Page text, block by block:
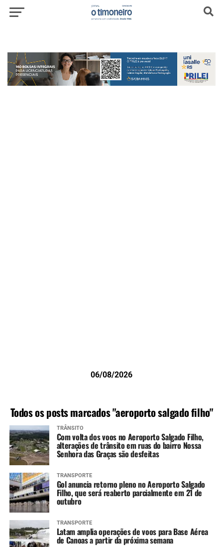
06/08/2026
Todos os posts marcados "aeroporto salgado filho"
TRÂNSITO
Com volta dos voos no Aeroporto Salgado Filho,
alterações de trânsito em ruas do bairro Nossa
Senhora das Graças são desfeitas
TRANSPORTE
Gol anuncia retorno pleno no Aeroporto Salgado
Filho, que será reaberto parcialmente em 21 de
outubro
TRANSPORTE
Latam amplia operações de voos para Base Aérea
de Canoas a partir da próxima semana